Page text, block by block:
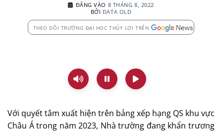
ĐĂNG VÀO 8 THÁNG 8, 2022
BỞI DATA OLD
THEO DÕI TRƯỜNG ĐẠI HỌC THỦY LỢI TRÊN
Với quyết tâm xuất hiện trên bảng xếp hạng QS khu vực
Châu Á trong năm 2023, Nhà trường đang khẩn trương